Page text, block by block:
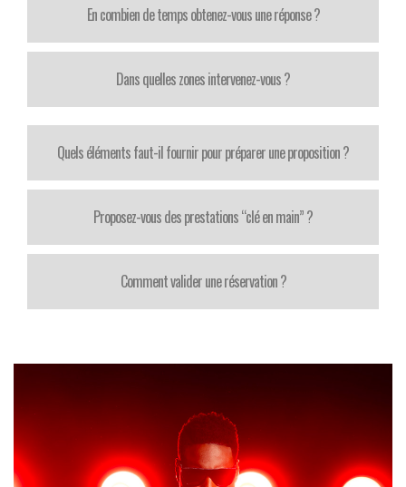
En combien de temps obtenez-vous une réponse ?
Dans quelles zones intervenez-vous ?
Quels éléments faut-il fournir pour préparer une proposition ?
Proposez-vous des prestations “clé en main” ?
Comment valider une réservation ?